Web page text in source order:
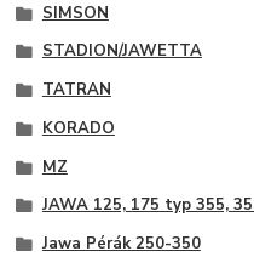
SIMSON
STADION/JAWETTA
TATRAN
KORADO
MZ
JAWA 125, 175 typ 355,
Jawa Pérák 250-350